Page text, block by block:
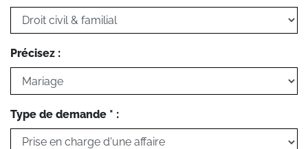
Précisez :
Type de demande * :